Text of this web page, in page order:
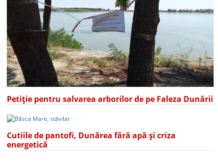
Petiție pentru salvarea arborilor de pe Faleza Dunării
Cutiile de pantofi, Dunărea fără apă și criza
energetică